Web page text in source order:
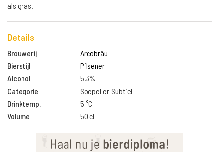
als gras.
Details
Brouwerij
Arcobräu
Bierstijl
Pilsener
Alcohol
5.3%
Categorie
Soepel en Subtiel
Drinktemp.
5 °C
Volume
50 cl